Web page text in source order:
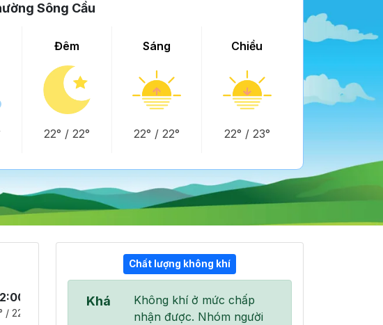
Sông Cầu
Đêm
22° / 22°
Sáng
22° / 22°
Chiều
22° / 23°
/ 22°
03:00 04:00
21°/22°
Chất lượng không khí
Khá
Không khí ở mức chấp
nhận được. Nhóm người